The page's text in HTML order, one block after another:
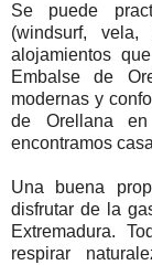
Se puede
(windsurf, vela,
alojamientos
Embalse de
modernas y
de Orellana
encontramos
Una buena
disfrutar de la
Extremadura.
respirar